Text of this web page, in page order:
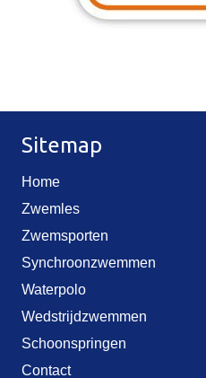
Sitemap
Home
Zwemles
Zwemsporten
Synchroonzwemmen
Waterpolo
Wedstrijdzwemmen
Schoonspringen
Contact